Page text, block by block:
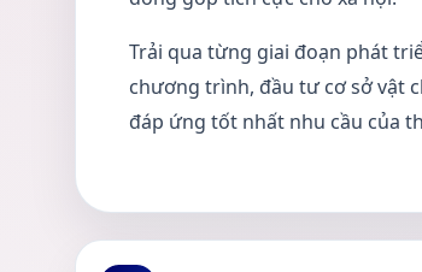
Trải qua từng giai đoạn phát
chương trình, đầu tư cơ sở vật
đáp ứng tốt nhất nhu cầu của